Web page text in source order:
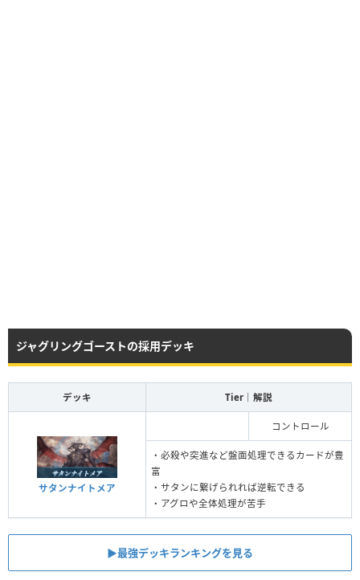
ジャグリングゴーストの採用デッキ
デッキ Tier｜解説
サタンナイトメア
コントロール
・必殺や突進など盤面処理できるカードが豊
富
・サタンに繋げられれば逆転できる
・アグロや全体処理が苦手
▶︎最強デッキランキングを見る